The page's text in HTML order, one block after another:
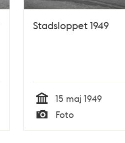
Stadsloppet 1949
Tid
15 maj 1949
Typ
Foto